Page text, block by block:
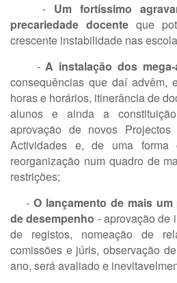
- Um fortíssimo
precariedade docenteque
crescente instabilidade nas
-A instalação dos mega-
consequências que daí advêm,
horas e horários, itinerância de
alunos e ainda a
aprovação de novos
Actividades e, de uma forma
reorganização num quadro de
restrições;
-O lançamento de mais
de desempenho - aprovação de
de registos, nomeação de
comissões e júris, observação
ano, será avaliado e